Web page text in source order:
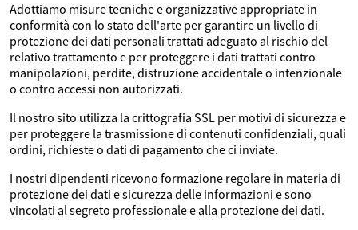
Adottiamo misure tecniche e organizzative appropriate in
conformità con lo stato dell'arte per garantire un livello di
protezione dei dati personali trattati adeguato al rischio del
relativo trattamento e per proteggere i dati trattati contro
manipolazioni, perdite, distruzione accidentale o intenzionale
o contro accessi non autorizzati.
Il nostro sito utilizza la crittografia SSL per motivi di sicurezza e
per proteggere la trasmissione di contenuti confidenziali, quali
ordini, richieste o dati di pagamento che ci inviate.
I nostri dipendenti ricevono formazione regolare in materia di
protezione dei dati e sicurezza delle informazioni e sono
vincolati al segreto professionale e alla protezione dei dati.